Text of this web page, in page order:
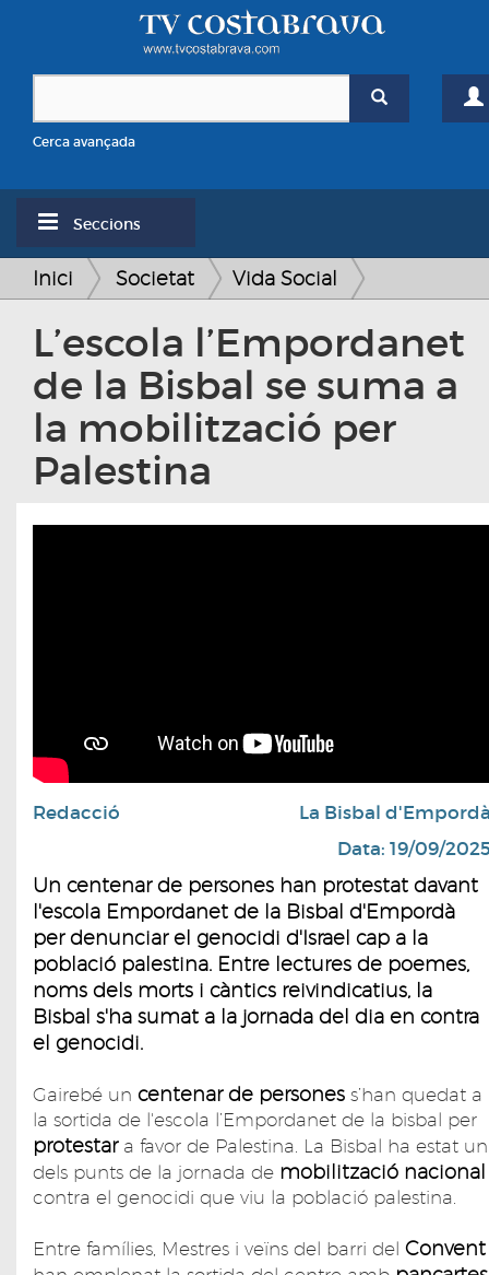
Cerca avançada
Seccions
Inici Societat Vida Social
L’escola l’Empordanet
de la Bisbal se suma a
la mobilització per
Palestina
Redacció
La Bisbal
Data: 19/09/
Un centenar de persones han protestat davant
l'escola Empordanet de la Bisbal d'Empordà
per denunciar el genocidi d'Israel cap a la
població palestina. Entre lectures de poemes,
noms dels morts i càntics reivindicatius, la
Bisbal s'ha sumat a la jornada del dia en contra
el genocidi.
Gairebé un centenar de persones s’han quedat a
la sortida de l'escola l’Empordanet de la bisbal per
protestara favor de Palestina. La Bisbal ha estat un
dels punts de la jornada de mobilització nacional
contra el genocidi que viu la població palestina.
Entre famílies, Mestres i veïns del barri del Convent